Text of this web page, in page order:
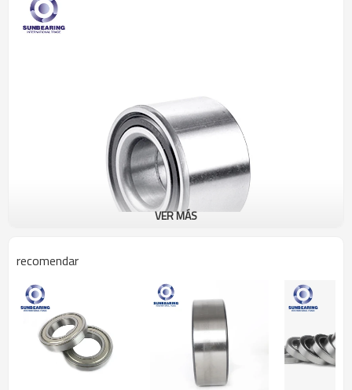
nombre del producto Rodamiento rígido de
bolas 62204
Estructura
Rodamiento de bolas
El tamaño del agujero
VER MÁS
recomendar